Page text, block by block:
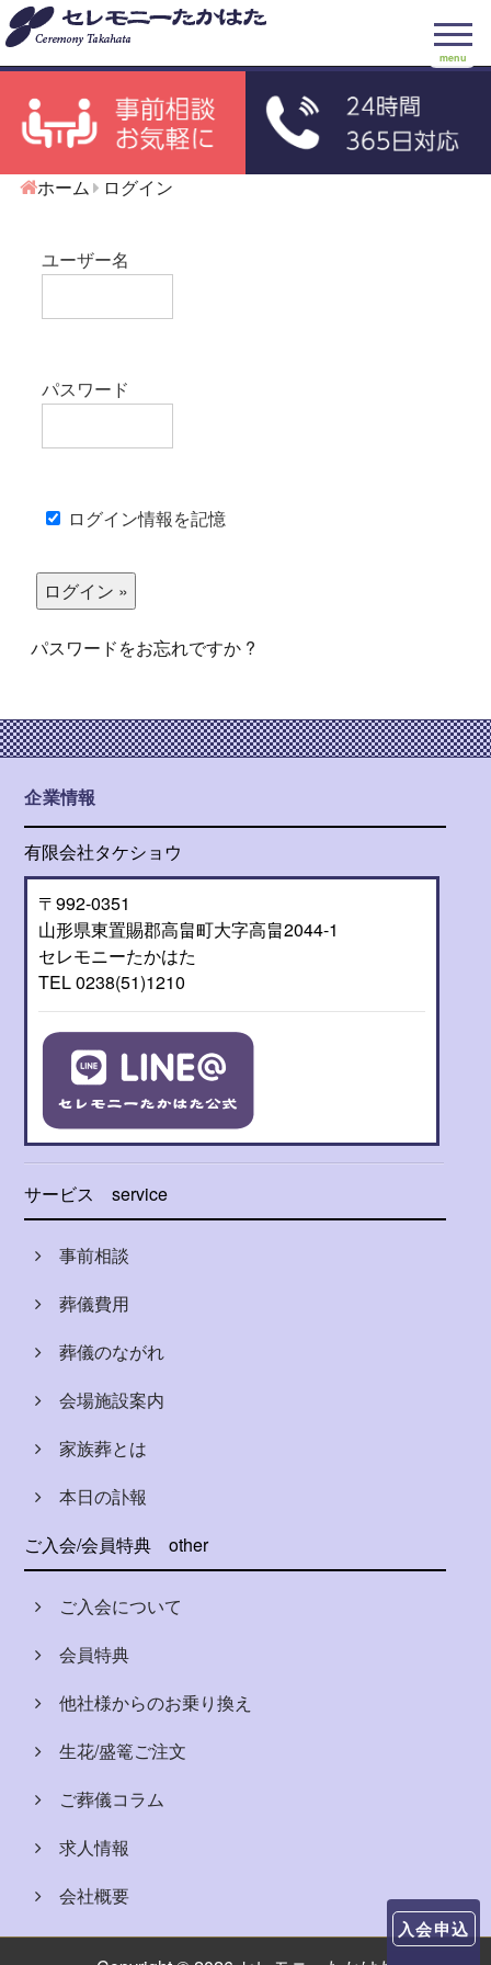
menu
ホーム ログイン
ユーザー名
パスワード
ログイン情報を記憶
パスワードをお忘れですか ?
企業情報
有限会社タケショウ
〒992-0351
山形県東置賜郡高畠町大字高畠2044-1
セレモニーたかはた
TEL 0238(51)1210
サービス service
事前相談
葬儀費用
葬儀のながれ
会場施設案内
家族葬とは
本日の訃報
ご入会/会員特典
other
ご入会について
会員特典
他社様からのお乗り換え
生花/盛篭ご注文
ご葬儀コラム
求人情報
会社概要
入会申込